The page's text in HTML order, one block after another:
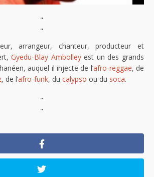
"
"
arrangeur, chanteur, producteur et
Gyedu-Blay Ambolleyest un des grands
auquel il injecte de l’afro-reggae, de
, de l’afro-funk, du calypso ou du soca.
"
"